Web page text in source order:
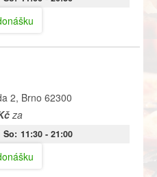
2, Brno 62300
za
So: 11:30- 21:00